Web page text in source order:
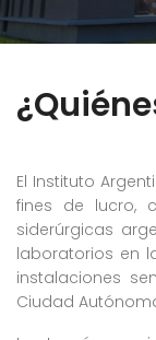
El Instituto
fines de lucro,
siderúrgicas
laboratorios en
instalaciones
Ciudad